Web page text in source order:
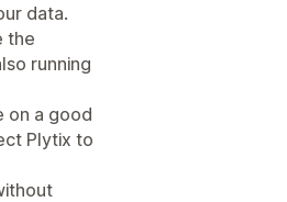
data.
the
running
on a good
Plytix to